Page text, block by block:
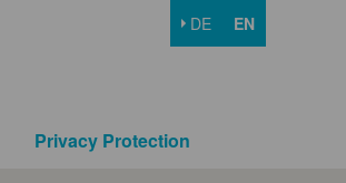
DE EN
Privacy Protection